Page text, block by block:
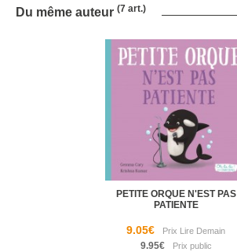
Du même auteur (7 art.)
PETITE ORQUE N'EST PAS
PATIENTE
9.05€
9.95€